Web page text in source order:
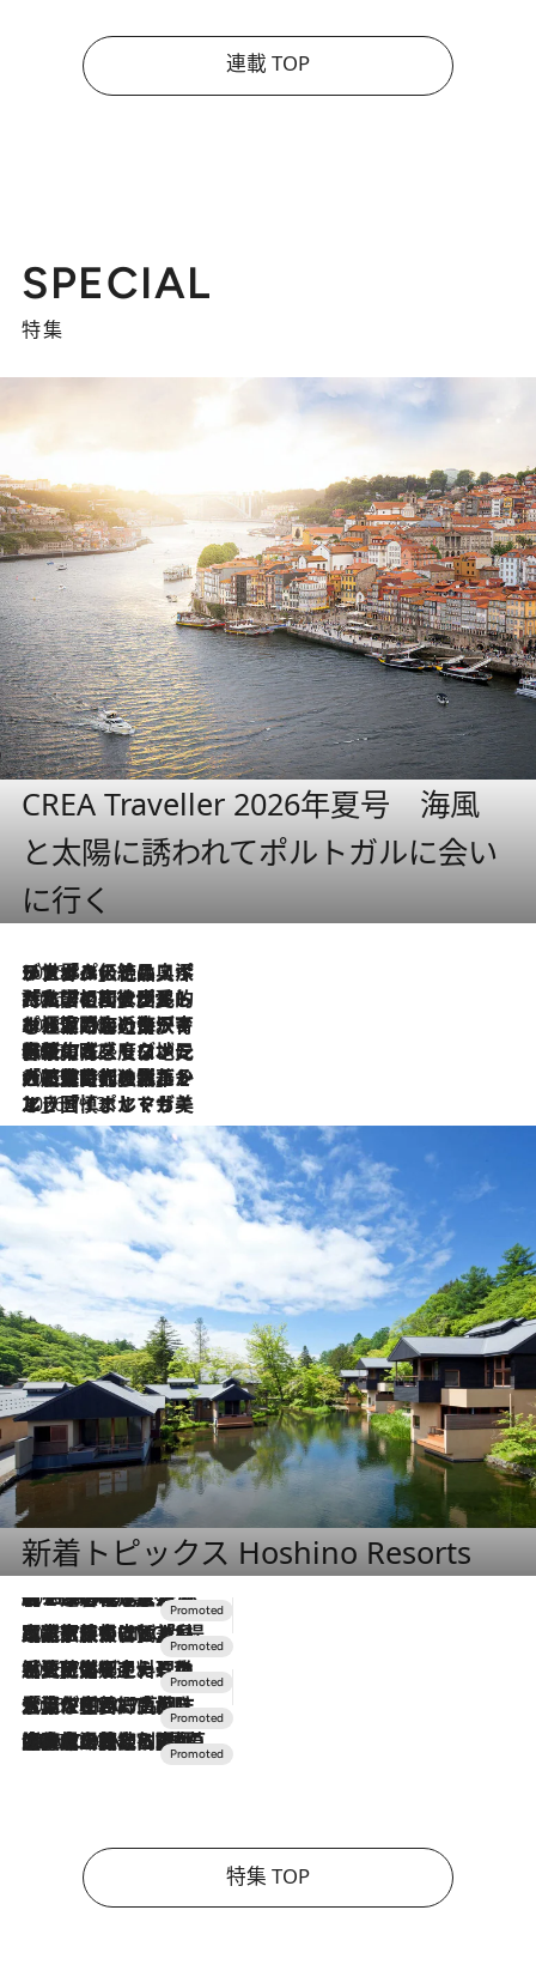
連載 TOP
SPECIAL
特集
CREA Traveller 2026年夏号 海風
と太陽に誘われてポルトガルに会い
に行く
2026.8.8
リスボンの絶品スイーツ「パステル・デ・ナタ」とは？ポルトガル伝統の奥深い世界へ
2026.7.27
「私の祖国はポルトガル語です」国民的詩人フェルナンド・ペソアと、彼が愛した文学の街を歩く
2026.7.26
ポルトガル近海が育む極上の海の幸。キリリと冷えた白ワインと愉しむ、シーフード専門店の贅沢
2026.7.22
伝統の味をモダンに昇華。高感度な地元客が集う、リスボンの最旬ガストロノミー
2026.7.21
大航海時代の栄華から、震災、独裁、そして革命へ。ポルトガル・首都リスボンの石畳に刻まれた「歴史の光と影」
2026.7.13
エッセイ・ヤマザキマリ「慎ましくも美しき国 ポルトガル」
新着トピックス Hoshino Resorts
2026.8.7
【トンボの足水浴】ヒノキの香りに包まれて涼感マックス！約13℃の湧水かけ流しを避暑地「星野温泉 トンボの湯」で体験
2026.7.31
【ホテル帰省】という選択肢をOMOが提案。家族とほどよい距離を保つには「昼は実家、夜は気兼ねなくホテルで！」
2026.7.24
【夏限定ディナーコース】旬を迎える稚鮎や花ズッキーニなどをイタリア・トスカーナの郷土料理の手法で満喫！
2026.7.17
「土佐和ハーブかき氷」がOMO7高知に登場！生姜、山椒、大葉など目にも舌にも涼を呼ぶ郷土の味
2026.7.10
NEW OPEN！【界 草津】名湯の地に誕生。趣の異なる2種の温泉と上州ならではの会席・蕎麦割烹など美食を味わう究極の癒やし旅
特集 TOP